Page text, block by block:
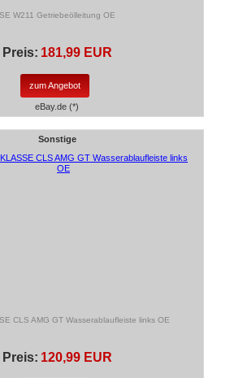
W211 Getriebeölleitung OE
Preis: 181,99 EUR
zum Angebot
eBay.de (*)
Sonstige
CLS AMG GT Wasserablaufleiste links OE
Preis: 120,99 EUR